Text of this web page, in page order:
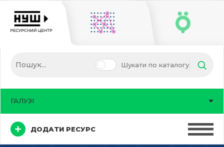
Шукати по каталогу
ДОДАТИ РЕСУРС
ГАЛУЗІ